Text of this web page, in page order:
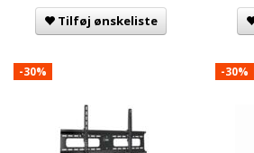
Tilføj ønskeliste
-30% -30%